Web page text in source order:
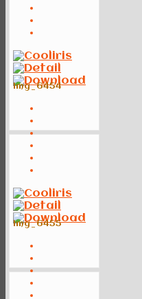
img_6454
img_6455